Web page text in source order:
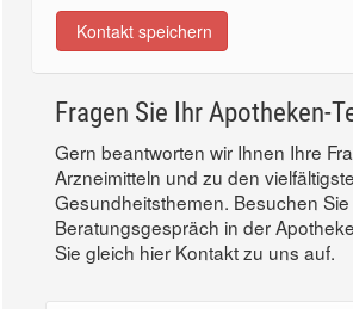
Kontakt speichern
Fragen Sie Ihr Apotheken-
Gern beantworten wir Ihnen Ihre
Arzneimitteln und zu den
Gesundheitsthemen. Besuchen
Beratungsgespräch in der
Sie gleich hier Kontakt zu uns auf.